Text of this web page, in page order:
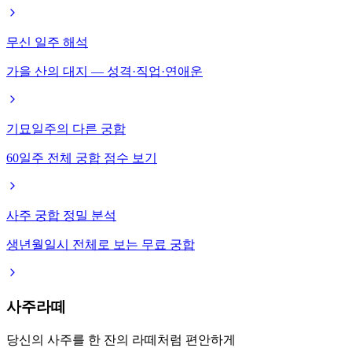
무신 일주 해석
가을 산의 대지 — 성격·직업·연애운
기묘일주의 다른 궁합
60일주 전체 궁합 점수 보기
사주 궁합 정밀 분석
생년월일시 전체로 보는 무료 궁합
사주라떼
당신의 사주를 한 잔의 라떼처럼 편안하게